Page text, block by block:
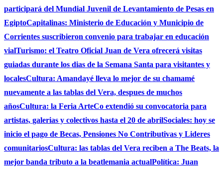
participará del Mundial Juvenil de Levantamiento de Pesas en
EgiptoCapitalinas: Ministerio de Educación y Municipio de
Corrientes suscribieron convenio para trabajar en educación
vialTurismo: el Teatro Oficial Juan de Vera ofrecerá visitas
guiadas durante los dias de la Semana Santa para visitantes y
localesCultura: Amandayé lleva lo mejor de su chamamé
nuevamente a las tablas del Vera, despues de muchos
añosCultura: la Feria ArteCo extendió su convocatoria para
artistas, galerias y colectivos hasta el 20 de abrilSociales: hoy se
inicio el pago de Becas, Pensiones No Contributivas y Lideres
comunitariosCultura: las tablas del Vera reciben a The Beats, la
mejor banda tributo a la beatlemania actualPolítica: Juan